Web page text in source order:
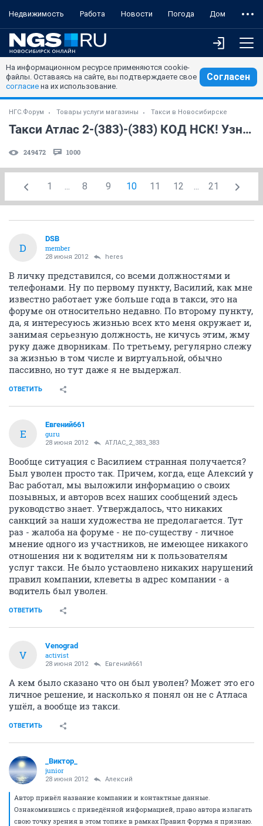
Недвижимость Работа Новости Погода Дом
На информационном ресурсе применяются cookie-
файлы. Оставаясь на сайте, вы подтверждаете свое
согласие на их использование.
Согласен
НГС.Форум Товары услуги магазины Такси в Новосибирске
Такси Атлас 2-(383)-(383) КОД НСК! Узнайте стоимость ЗАРАНЕЕ! Часть 2
249472 1000
1 ... 8 9 10 11 12 ... 21
D
DSB
member
28 июня 2012 heres
В личку представился, со всеми должностями и
телефонами. Ну по первому пункту, Василий, как мне
известно работает уже больше года в такси, это на
форуме он относительно недавно. По второму пункту,
да, я интересуюсь жизнью всех кто меня окружает и,
занимая серьезную должность, не кичусь этим, жму
руку даже дворникам. По третьему, регулярно слежу
за жизнью в том числе и виртуальной, обычно
пассивно, но тут даже я не выдержал.
ОТВЕТИТЬ
Е
Евгений661
guru
28 июня 2012 АТЛАС_2_383_383
Вообще ситуация с Василием странная получается?
Был уволен просто так. Причем, когда, еще Алексий у
Вас работал, мы выложили информацию о своих
позывных, и авторов всех наших сообщений здесь
руководство знает. Утверждалось, что никаких
санкций за наши художества не предолагается. Тут
раз - жалоба на форуме - не по-существу - личное
мнение одного из участников, не имеющее никакого
отношения ни к водителям ни к пользователям
услуг такси. Не было устаовлено никаких нарушений
правил компании, клеветы в адрес компании - а
водитель был уволен.
ОТВЕТИТЬ
V
Venograd
activist
28 июня 2012 Евгений661
А кем было сказано что он был уволен? Может это его
личное решение, и насколько я понял он не с Атласа
ушёл, а вообще из такси.
ОТВЕТИТЬ
_Виктор_
juniоr
28 июня 2012 Алексий
Автор привёл название компании и контактные данные.
Ознакомившись с приведённой информацией, право автора излагать
свою точку зрения в этом топике в рамках Правил Форума я признаю.